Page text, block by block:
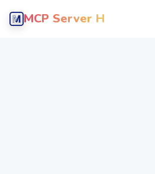
MCP Server Hub